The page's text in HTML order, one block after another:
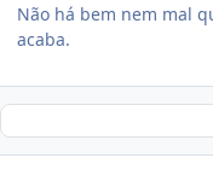
Não há bem nem mal
acaba.